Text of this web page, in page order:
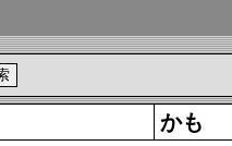
かも